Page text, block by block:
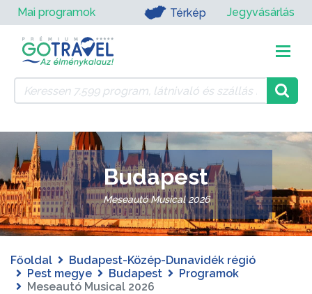
Mai programok Térkép Jegyvásárlás
Budapest
Meseautó Musical 2026
Főoldal
Budapest-Közép-Dunavidék régió
Pest megye
Budapest
Programok
Meseautó Musical 2026